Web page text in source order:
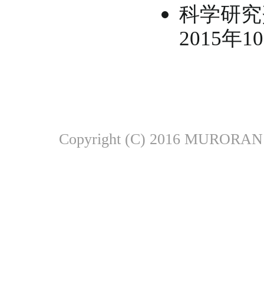
科学研
2015年
Copyright (C) 2016